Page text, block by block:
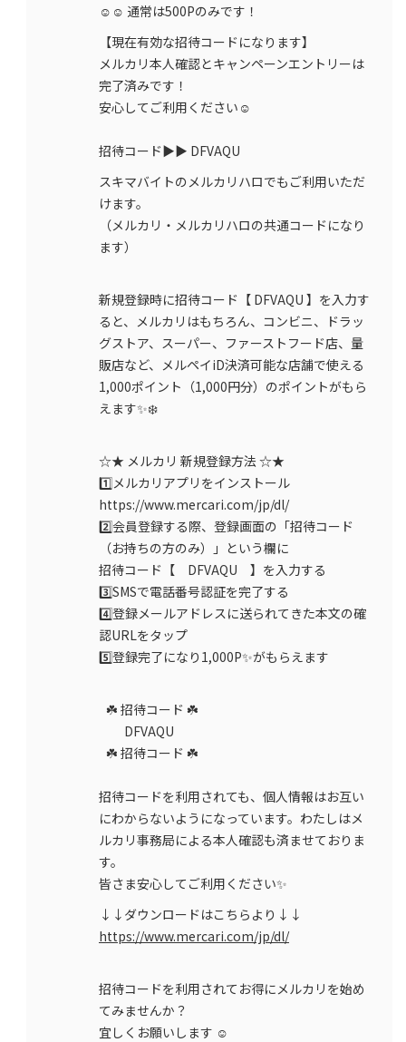
☺️☺️ 通常は500Pのみです！
【現在有効な招待コードになります】
メルカリ本人確認とキャンペーンエントリーは
完了済みです！
安心してご利用ください☺️
招待コード▶︎▶︎ DFVAQU
スキマバイトのメルカリハロでもご利用いただ
けます。
（メルカリ・メルカリハロの共通コードになり
ます）
新規登録時に招待コード【 DFVAQU 】を入力す
ると、メルカリはもちろん、コンビニ、ドラッ
グストア、スーパー、ファーストフード店、量
販店など、メルペイiD決済可能な店舗で使える
1,000ポイント（1,000円分）のポイントがもら
えます✨❄️
☆★ メルカリ 新規登録方法 ☆★
1️⃣メルカリアプリをインストール
https://www.mercari.com/jp/dl/
2️⃣会員登録する際、登録画面の「招待コード
（お持ちの方のみ）」という欄に
招待コード【 DFVAQU 】を入力する
3️⃣SMSで電話番号認証を完了する
4️⃣登録メールアドレスに送られてきた本文の確
認URLをタップ
5️⃣登録完了になり1,000P✨がもらえます
☘️ 招待コード ☘️
DFVAQU
☘️ 招待コード ☘️
招待コードを利用されても、個人情報はお互い
にわからないようになっています。わたしはメ
ルカリ事務局による本人確認も済ませておりま
す。
皆さま安心してご利用ください✨
↓↓ダウンロードはこちらより↓↓
https://www.mercari.com/jp/dl/
招待コードを利用されてお得にメルカリを始め
てみませんか？
宜しくお願いします ☺️